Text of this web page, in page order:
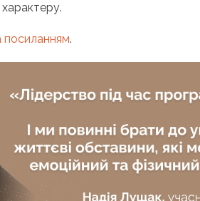
посиланням.